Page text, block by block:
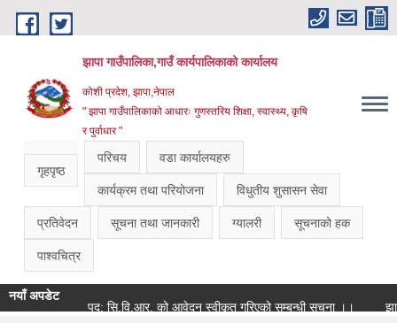
Skip to main content
झापा गाउँपालिका,गाउँ कार्यपालिकाको कार्यालय
कोशी प्रदेश, झापा,नेपाल
" झापा गाउँपालिकाको आधारः गुणस्तरिय शिक्षा, स्वास्थ्य, कृषि
र पुर्वाधार "
गृहपृष्ठ
परिचय वडा कार्यालयहरु
कार्यक्रम तथा परियोजना विधुतीय शुसासन सेवा
प्रतिवेदन सूचना तथा जानकारी ग्यालरी सूचनाको हक
पाश्वचित्र
नयाँ अपडेट
पद: सि.वि.आर. को आवेदन स्वीकृत गरिएको सम्बन्धी सूचना ।।